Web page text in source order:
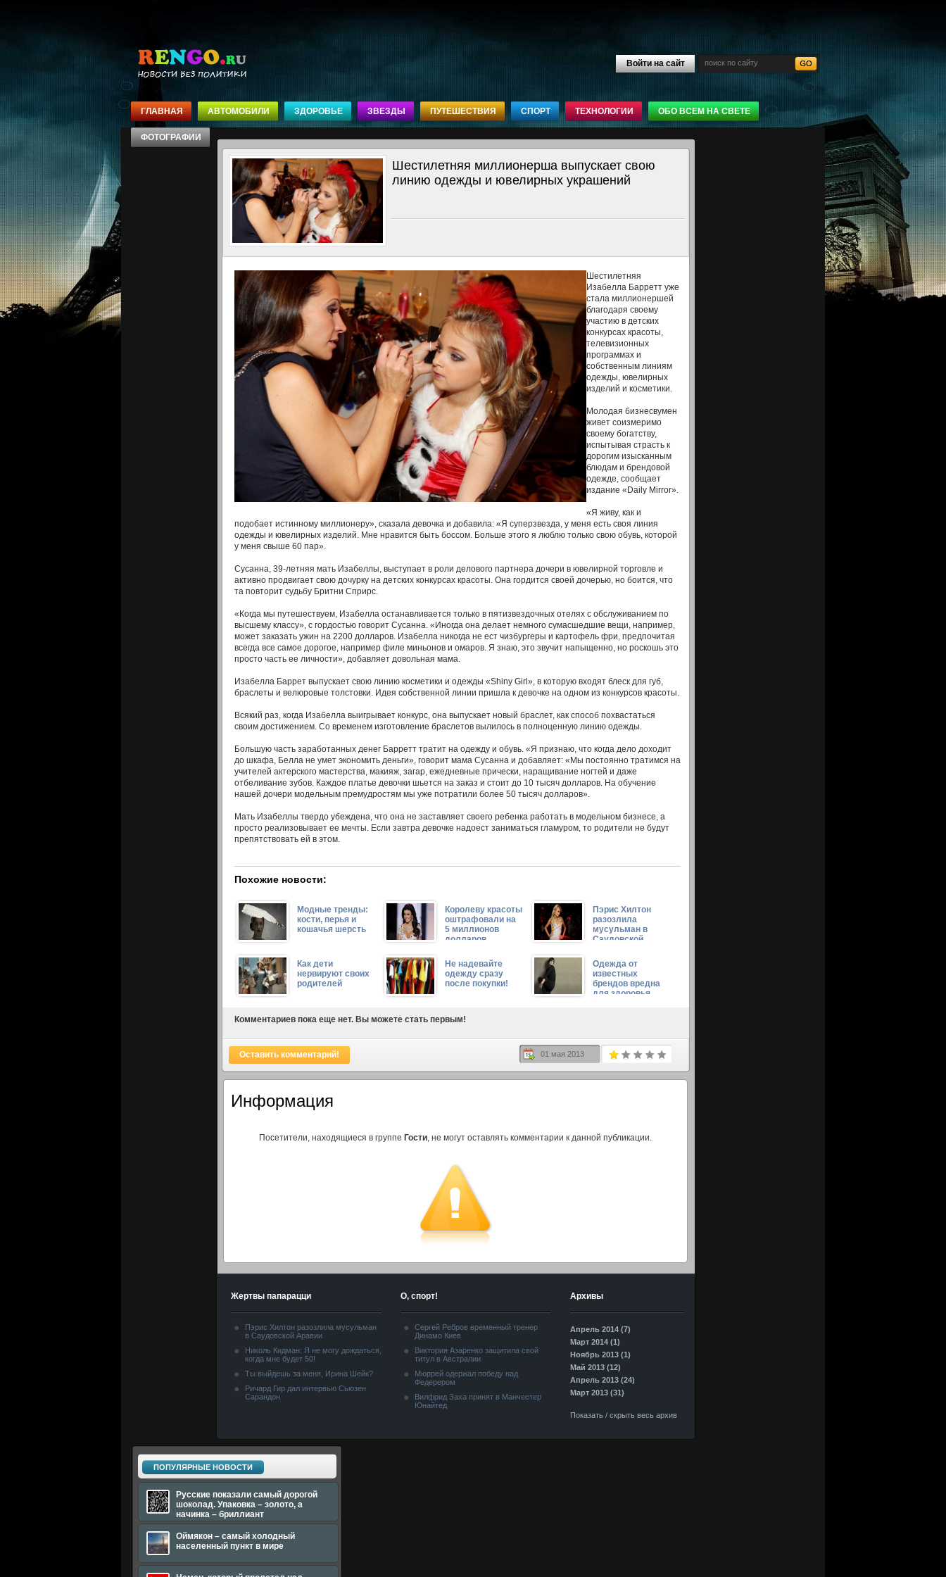
Войти на сайт
ГЛАВНАЯ АВТОМОБИЛИ ЗДОРОВЬЕ ЗВЕЗДЫ ПУТЕШЕСТВИЯ СПОРТ ТЕХНОЛОГИИ ОБО ВСЕМ НА СВЕТЕ
ФОТОГРАФИИ
Шестилетняя миллионерша выпускает свою
линию одежды и ювелирных украшений
Шестилетняя
Изабелла Барретт уже
стала миллионершей
благодаря своему
участию в детских
конкурсах красоты,
телевизионных
программах и
собственным линиям
одежды, ювелирных
изделий и косметики.
Молодая бизнесвумен
живет соизмеримо
своему богатству,
испытывая страсть к
дорогим изысканным
блюдам и брендовой
одежде, сообщает
издание «Daily Mirror».
«Я живу, как и
подобает истинному миллионеру», сказала девочка и добавила: «Я суперзвезда, у меня есть своя линия
одежды и ювелирных изделий. Мне нравится быть боссом. Больше этого я люблю только свою обувь, которой
у меня свыше 60 пар».
Сусанна, 39-летняя мать Изабеллы, выступает в роли делового партнера дочери в ювелирной торговле и
активно продвигает свою дочурку на детских конкурсах красоты. Она гордится своей дочерью, но боится, что
та повторит судьбу Бритни Сприрс.
«Когда мы путешествуем, Изабелла останавливается только в пятизвездочных отелях с обслуживанием по
высшему классу», с гордостью говорит Сусанна. «Иногда она делает немного сумасшедшие вещи, например,
может заказать ужин на 2200 долларов. Изабелла никогда не ест чизбургеры и картофель фри, предпочитая
всегда все самое дорогое, например филе миньонов и омаров. Я знаю, это звучит напыщенно, но роскошь это
просто часть ее личности», добавляет довольная мама.
Изабелла Баррет выпускает свою линию косметики и одежды «Shiny Girl», в которую входят блеск для губ,
браслеты и велюровые толстовки. Идея собственной линии пришла к девочке на одном из конкурсов красоты.
Всякий раз, когда Изабелла выигрывает конкурс, она выпускает новый браслет, как способ похвастаться
своим достижением. Со временем изготовление браслетов вылилось в полноценную линию одежды.
Большую часть заработанных денег Барретт тратит на одежду и обувь. «Я признаю, что когда дело доходит
до шкафа, Белла не умет экономить деньги», говорит мама Сусанна и добавляет: «Мы постоянно тратимся на
учителей актерского мастерства, макияж, загар, ежедневные прически, наращивание ногтей и даже
отбеливание зубов. Каждое платье девочки шьется на заказ и стоит до 10 тысяч долларов. На обучение
нашей дочери модельным премудростям мы уже потратили более 50 тысяч долларов».
Мать Изабеллы твердо убеждена, что она не заставляет своего ребенка работать в модельном бизнесе, а
просто реализовывает ее мечты. Если завтра девочке надоест заниматься гламуром, то родители не будут
препятствовать ей в этом.
Похожие новости:
Модные тренды:
кости, перья и
кошачья шерсть
Королеву красоты
оштрафовали на
5 миллионов
долларов
Пэрис Хилтон
разозлила
мусульман в
Саудовской
Как дети
нервируют своих
родителей
Не надевайте
одежду сразу
после покупки!
Одежда от
известных
брендов вредна
для здоровья
Комментариев пока еще нет. Вы можете стать первым!
Оставить комментарий! 01 мая 2013
Информация
Посетители, находящиеся в группе Гости, не могут оставлять комментарии к данной публикации.
Жертвы папарацци
Пэрис Хилтон разозлила мусульман
в Саудовской Аравии
Николь Кидман: Я не могу дождаться,
когда мне будет 50!
Ты выйдешь за меня, Ирина Шейк?
Ричард Гир дал интервью Сьюзен
Сарандон
О, спорт!
Сергей Ребров временный тренер
Динамо Киев
Виктория Азаренко защитила свой
титул в Австралии
Мюррей одержал победу над
Федерером
Вилфрид Заха принят в Манчестер
Юнайтед
Архивы
Апрель 2014 (7)
Март 2014 (1)
Ноябрь 2013 (1)
Май 2013 (12)
Апрель 2013 (24)
Март 2013 (31)
Показать / скрыть весь архив
ПОПУЛЯРНЫЕ НОВОСТИ
Русские показали самый дорогой
шоколад. Упаковка – золото, а
начинка – бриллиант
Оймякон – самый холодный
населенный пункт в мире